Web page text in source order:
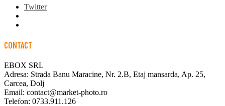
Twitter
CONTACT
EBOX SRL
Adresa: Strada Banu Maracine, Nr. 2.B, Etaj mansarda, Ap. 25,
Carcea, Dolj
Email: contact@market-photo.ro
Telefon: 0733.911.126